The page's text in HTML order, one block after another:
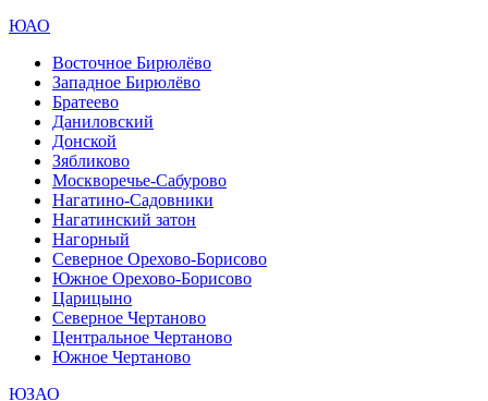
ЮАО
Восточное Бирюлёво
Западное Бирюлёво
Братеево
Даниловский
Донской
Зябликово
Москворечье-Сабурово
Нагатино-Садовники
Нагатинский затон
Нагорный
Северное Орехово-Борисово
Южное Орехово-Борисово
Царицыно
Северное Чертаново
Центральное Чертаново
Южное Чертаново
ЮЗАО